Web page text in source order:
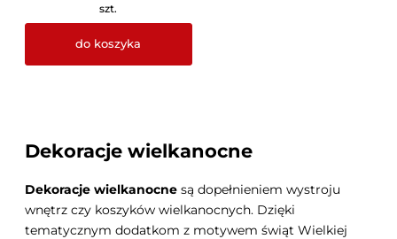
szt.
do koszyka
Dekoracje wielkanocne
Dekoracje wielkanocne są dopełnieniem wystroju
wnętrz czy koszyków wielkanocnych. Dzięki
tematycznym dodatkom z motywem świąt Wielkiej